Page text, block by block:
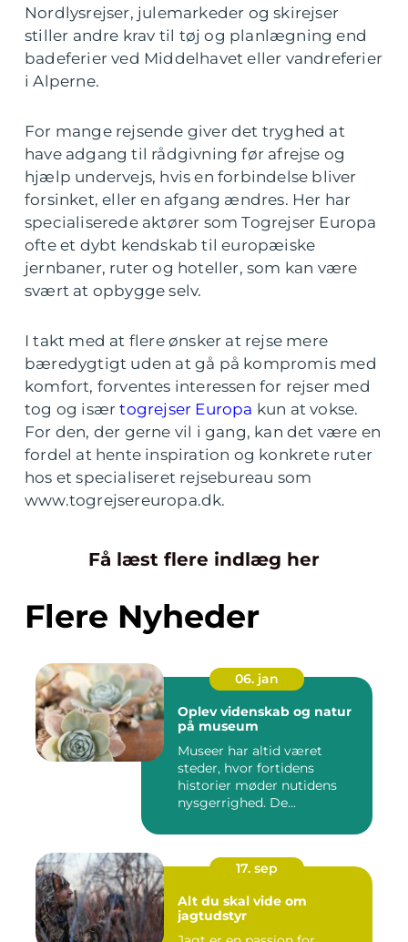
Nordlysrejser, julemarkeder og skirejser
stiller andre krav til tøj og planlægning end
badeferier ved Middelhavet eller vandreferier
i Alperne.
For mange rejsende giver det tryghed at
have adgang til rådgivning før afrejse og
hjælp undervejs, hvis en forbindelse bliver
forsinket, eller en afgang ændres. Her har
specialiserede aktører som Togrejser Europa
ofte et dybt kendskab til europæiske
jernbaner, ruter og hoteller, som kan være
svært at opbygge selv.
I takt med at flere ønsker at rejse mere
bæredygtigt uden at gå på kompromis med
komfort, forventes interessen for rejser med
tog og isærtogrejser Europa kun at vokse.
For den, der gerne vil i gang, kan det være en
fordel at hente inspiration og konkrete ruter
hos et specialiseret rejsebureau som
www.togrejsereuropa.dk.
Få læst flere indlæg her
Flere Nyheder
06. jan
Oplev videnskab og natur
på museum
Museer har altid været
steder, hvor fortidens
historier møder nutidens
nysgerrighed. De...
17. sep
Alt du skal vide om
jagtudstyr